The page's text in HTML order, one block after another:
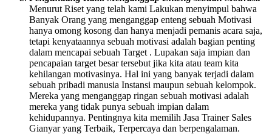
Menurut Riset yang telah kami Lakukan menyimpul bahwa
Banyak Orang yang menganggap enteng sebuah Motivasi
hanya omong kosong dan hanya menjadi pemanis acara saja,
tetapi kenyataannya sebuah motivasi adalah bagian penting
dalam mencapai sebuah Target . Lupakan saja impian dan
pencapaian target besar tersebut jika kita atau team kita
kehilangan motivasinya. Hal ini yang banyak terjadi dalam
sebuah pribadi manusia Instansi maupun sebuah kelompok.
Mereka yang menganggap ringan sebuah motivasi adalah
mereka yang tidak punya sebuah impian dalam
kehidupannya. Pentingnya kita memilih Jasa Trainer Sales
Gianyar yang Terbaik, Terpercaya dan berpengalaman.